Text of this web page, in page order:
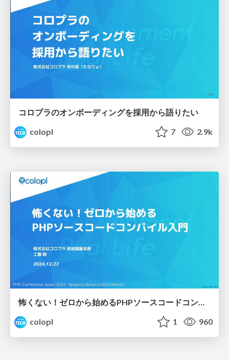
コロプラのオンボーディングを採用から語りたい
colopl
7 2.9k
怖くない！ゼロから始めるPHPソースコードコンパイル入門
colopl
1 960